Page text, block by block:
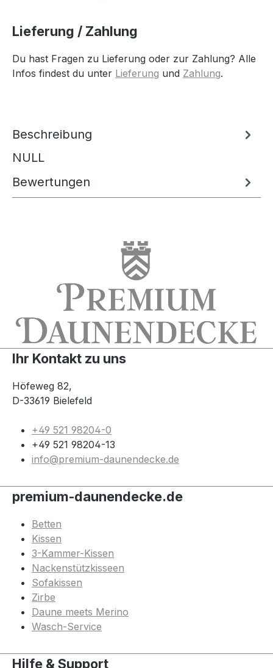
Lieferung / Zahlung
Du hast Fragen zu Lieferung oder zur Zahlung? Alle
Infos findest du unter Lieferung und Zahlung.
Beschreibung
NULL
Bewertungen
Ihr Kontakt zu uns
Höfeweg 82,
D-33619 Bielefeld
+49 521 98204-0
+49 521 98204-13
info@premium-daunendecke.de
premium-daunendecke.de
Betten
Kissen
3-Kammer-Kissen
Nackenstützkisseen
Sofakissen
Zirbe
Daune meets Merino
Wasch-Service
Hilfe & Support